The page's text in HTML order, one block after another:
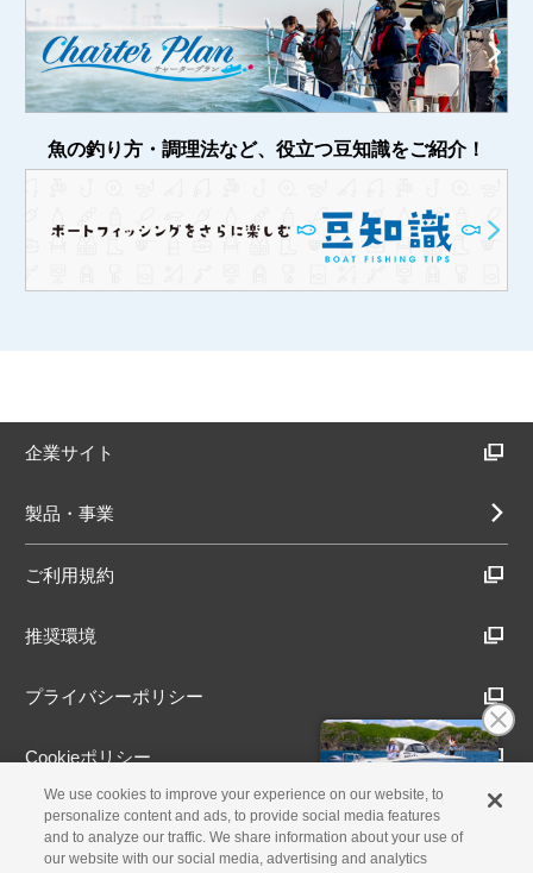
魚の釣り方・調理法など、役立つ豆知識をご紹介！
企業サイト
製品・事業
ご利用規約
推奨環境
プライバシーポリシー
Cookieポリシー
アクセシビリティ方針
We use cookies to improve your experience on our website, to
personalize content and ads, to provide social media features
and to analyze our traffic. We share information about your use of
our website with our social media, advertising and analytics